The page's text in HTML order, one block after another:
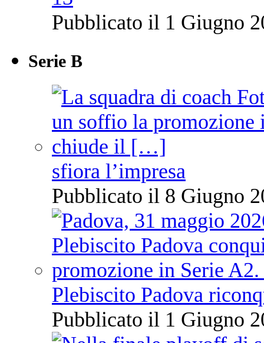
Pubblicato il 1 Giugno
Serie B
sfiora l’impresa
Pubblicato il 8 Giugno
Plebiscito Padova
Pubblicato il 1 Giugno